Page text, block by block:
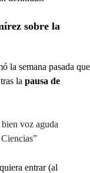
sobre la
la semana pasada que
la pausa de
voz aguda
entrar (al